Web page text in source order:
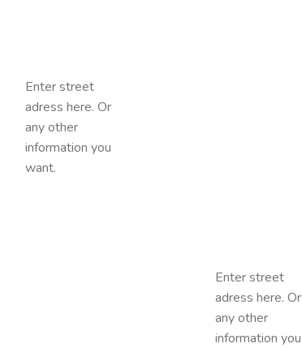
Enter street
adress here. Or
any other
information you
want.
Enter street
adress here. Or
any other
information you